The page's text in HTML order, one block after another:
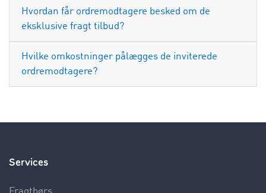
Hvordan får ordremodtagere besked om de
eksklusive fragt tilbud?
Hvilke omkostninger pålægges de inviterede
ordremodtagere?
Services